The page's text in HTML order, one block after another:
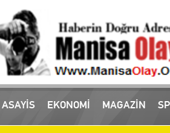
ASAYİS EKONOMİ MAGAZİN
16:10 Manisa'da
11:17 MANİSA’DA BABA-